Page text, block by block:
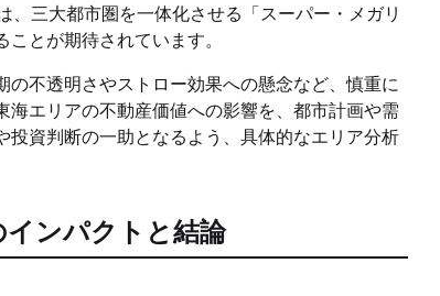
三大都市圏を一体化させる「スーパー・メガリ
とが期待されています。
不透明さやストロー効果への懸念など、慎重に
エリアの不動産価値への影響を、都市計画や需
資判断の一助となるよう、具体的なエリア分析
ンパクトと結論